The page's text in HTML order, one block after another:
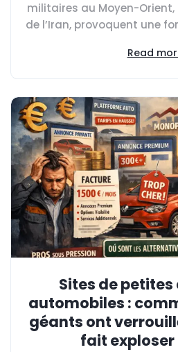
militaires au Moyen-
de l’Iran, provoquent une
Read
Sites de
automobiles :
géants ont
fait exploser